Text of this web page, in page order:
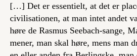
[…] Det er essentielt, at det er
civilisationen, at man intet andet
høre de Rasmus Seebach-sange,
mener, man skal høre, mens man